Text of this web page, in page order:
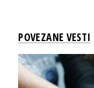
POVEZANE VESTI